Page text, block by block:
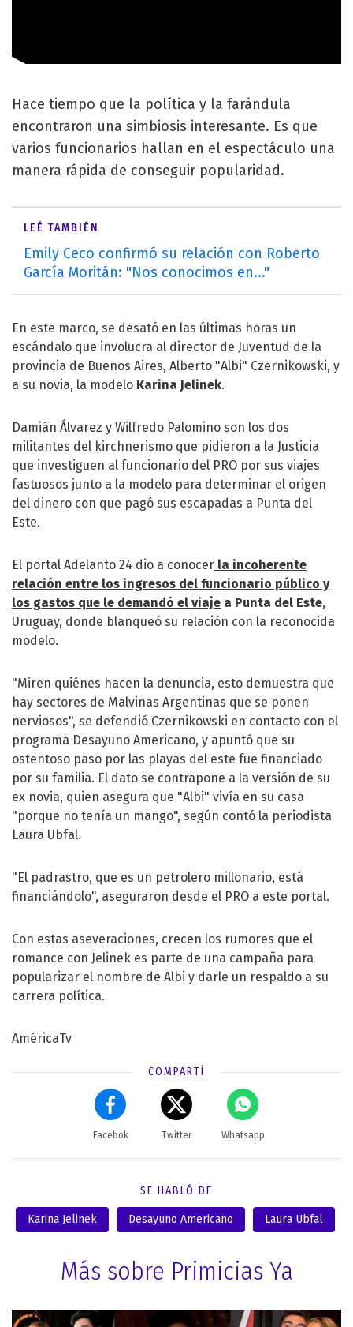
Hace tiempo que la política y la farándula
encontraron una simbiosis interesante. Es que
varios funcionarios hallan en el espectáculo una
manera rápida de conseguir popularidad.
LEÉ TAMBIÉN
Emily Ceco confirmó su relación con Roberto
García Moritán: "Nos conocimos en..."
En este marco, se desató en las últimas horas un
escándalo que involucra al director de Juventud de la
provincia de Buenos Aires, Alberto "Albi" Czernikowski, y
a su novia, la modelo Karina Jelinek.
Damián Álvarez y Wilfredo Palomino son los dos
militantes del kirchnerismo que pidieron a la Justicia
que investiguen al funcionario del PRO por sus viajes
fastuosos junto a la modelo para determinar el origen
del dinero con que pagó sus escapadas a Punta del
Este.
El portal Adelanto 24 dio a conocer la incoherente
relación entre los ingresos del funcionario público y
los gastos que le demandó el viaje a Punta del Este,
Uruguay, donde blanqueó su relación con la reconocida
modelo.
"Miren quiénes hacen la denuncia, esto demuestra que
hay sectores de Malvinas Argentinas que se ponen
nerviosos", se defendió Czernikowski en contacto con el
programa Desayuno Americano, y apuntó que su
ostentoso paso por las playas del este fue financiado
por su familia. El dato se contrapone a la versión de su
ex novia, quien asegura que "Albi" vivía en su casa
"porque no tenía un mango", según contó la periodista
Laura Ubfal.
"El padrastro, que es un petrolero millonario, está
financiándolo", aseguraron desde el PRO a este portal.
Con estas aseveraciones, crecen los rumores que el
romance con Jelinek es parte de una campaña para
popularizar el nombre de Albi y darle un respaldo a su
carrera política.
AméricaTv
COMPARTÍ
Facebok Twitter Whatsapp
SE HABLÓ DE
Karina Jelinek Desayuno Americano Laura Ubfal
Más sobre Primicias Ya